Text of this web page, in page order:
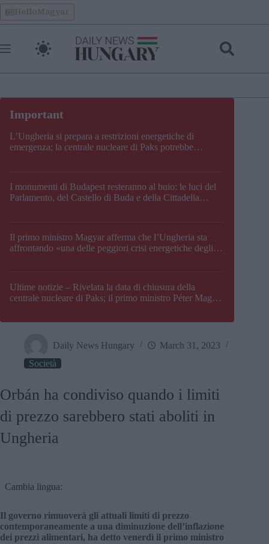
Skip
to
content
HelloMagyar
L’Ungheria si prepara a restrizioni energetiche di
emergenza; la centrale nucleare di Paks potrebbe
I monumenti di Budapest resteranno al buio: le luci del
Parlamento, del Castello di Buda e della Cittadella
Il primo ministro Magyar afferma che l’Ungheria sta
affrontando «una delle peggiori crisi energetiche degli
Ultime notizie – Rivelata la data di chiusura della
centrale nucleare di Paks; il primo ministro Péter Magyar
Daily News Hungary
March 31, 2023
Società
Orbán ha condiviso quando i limiti
di prezzo sarebbero stati aboliti in
Ungheria
Cambia lingua:
Il governo rimuoverà gli attuali limiti di prezzo
contemporaneamente a una diminuzione dell’inflazione
dei prezzi alimentari, ha detto venerdì il primo ministro